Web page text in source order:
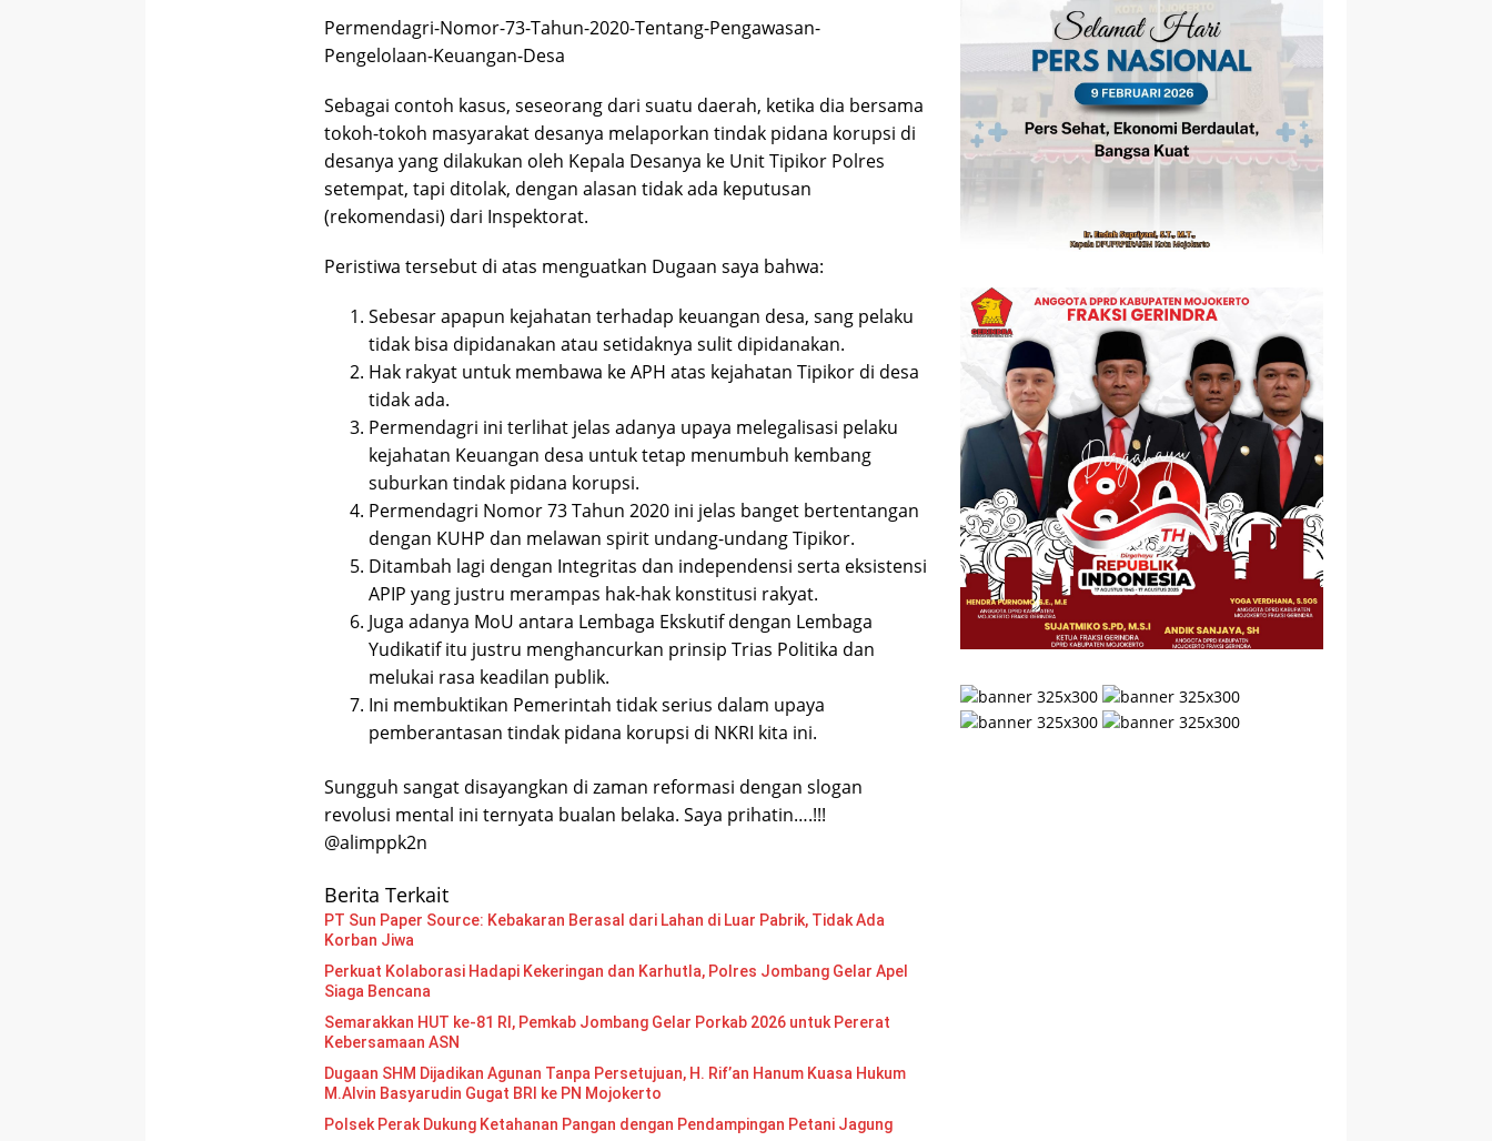
Permendagri-Nomor-73-Tahun-2020-Tentang-Pengawasan-
Pengelolaan-Keuangan-Desa
Sebagai contoh kasus, seseorang dari suatu daerah, ketika dia bersama
tokoh-tokoh masyarakat desanya melaporkan tindak pidana korupsi di
desanya yang dilakukan oleh Kepala Desanya ke Unit Tipikor Polres
setempat, tapi ditolak, dengan alasan tidak ada keputusan
(rekomendasi) dari Inspektorat.
Peristiwa tersebut di atas menguatkan Dugaan saya bahwa:
Sebesar apapun kejahatan terhadap keuangan desa, sang pelaku
tidak bisa dipidanakan atau setidaknya sulit dipidanakan.
Hak rakyat untuk membawa ke APH atas kejahatan Tipikor di desa
tidak ada.
Permendagri ini terlihat jelas adanya upaya melegalisasi pelaku
kejahatan Keuangan desa untuk tetap menumbuh kembang
suburkan tindak pidana korupsi.
Permendagri Nomor 73 Tahun 2020 ini jelas banget bertentangan
dengan KUHP dan melawan spirit undang-undang Tipikor.
Ditambah lagi dengan Integritas dan independensi serta eksistensi
APIP yang justru merampas hak-hak konstitusi rakyat.
Juga adanya MoU antara Lembaga Ekskutif dengan Lembaga
Yudikatif itu justru menghancurkan prinsip Trias Politika dan
melukai rasa keadilan publik.
Ini membuktikan Pemerintah tidak serius dalam upaya
pemberantasan tindak pidana korupsi di NKRI kita ini.
Sungguh sangat disayangkan di zaman reformasi dengan slogan
revolusi mental ini ternyata bualan belaka. Saya prihatin….!!!
@alimppk2n
Berita Terkait
PT Sun Paper Source: Kebakaran Berasal dari Lahan di Luar Pabrik, Tidak Ada
Korban Jiwa
Perkuat Kolaborasi Hadapi Kekeringan dan Karhutla, Polres Jombang Gelar Apel
Siaga Bencana
Semarakkan HUT ke-81 RI, Pemkab Jombang Gelar Porkab 2026 untuk Pererat
Kebersamaan ASN
Dugaan SHM Dijadikan Agunan Tanpa Persetujuan, H. Rif’an Hanum Kuasa Hukum
M.Alvin Basyarudin Gugat BRI ke PN Mojokerto
Polsek Perak Dukung Ketahanan Pangan dengan Pendampingan Petani Jagung